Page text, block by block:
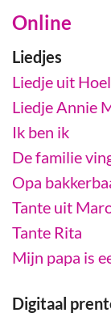
Online
Liedjes
Liedje uit
Liedje Annie
Ik ben ik
De familie
Opa
Tante uit
Tante Rita
Mijn papa is
Digitaal